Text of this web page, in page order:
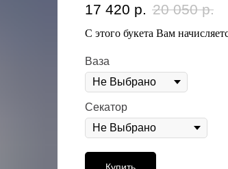
17 420 р. 20 050 р.
С этого букета Вам
Ваза
Секатор